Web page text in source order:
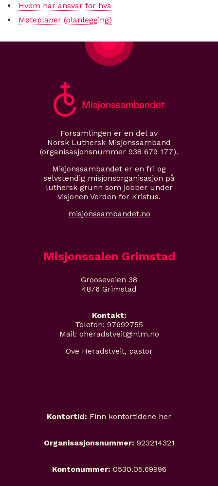
Hvem har ansvar for hva
Møteplaner (planlegging)
Forsamlingen er en del av
Norsk Luthersk Misjonssamband
(organisasjonsnummer 938 679 177).
Misjonssambandet er en fri og
selvstendig misjonsorganisasjon på
luthersk grunn som jobber under
visjonen Verden for Kristus.
misjonssambandet.no
Misjonssalen Grimstad
Grooseveien 38
4876 Grimstad
Kontakt:
Telefon: 97692755
Mail: oheradstveit@nlm.no
Ove Heradstveit, pastor
Kontortid: Finn kontortidene her
Organisasjonsnummer: 923214321
Kontonummer: 0530.05.69996